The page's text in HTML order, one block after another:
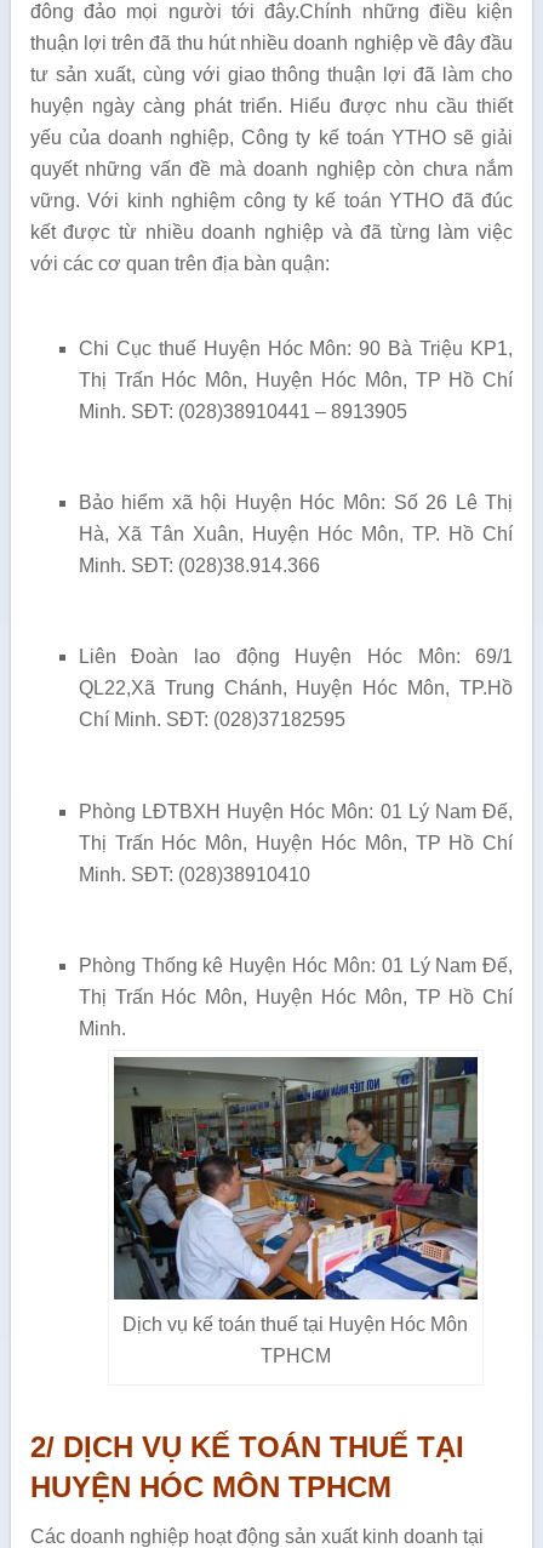
đông đảo mọi người tới đây.Chính những điều kiện
thuận lợi trên đã thu hút nhiều doanh nghiệp về đây đầu
tư sản xuất, cùng với giao thông thuận lợi đã làm cho
huyện ngày càng phát triển. Hiểu được nhu cầu thiết
yếu của doanh nghiệp, Công ty kế toán YTHO sẽ giải
quyết những vấn đề mà doanh nghiệp còn chưa nắm
vững. Với kinh nghiệm công ty kế toán YTHO đã đúc
kết được từ nhiều doanh nghiệp và đã từng làm việc
với các cơ quan trên địa bàn quận:
Chi Cục thuế Huyện Hóc Môn: 90 Bà Triệu KP1,
Thị Trấn Hóc Môn, Huyện Hóc Môn, TP Hồ Chí
Minh. SĐT: (028)38910441 – 8913905
Bảo hiểm xã hội Huyện Hóc Môn: Số 26 Lê Thị
Hà, Xã Tân Xuân, Huyện Hóc Môn, TP. Hồ Chí
Minh. SĐT: (028)38.914.366
Liên Đoàn lao động Huyện Hóc Môn: 69/1
QL22,Xã Trung Chánh, Huyện Hóc Môn, TP.Hồ
Chí Minh. SĐT: (028)37182595
Phòng LĐTBXH Huyện Hóc Môn: 01 Lý Nam Đế,
Thị Trấn Hóc Môn, Huyện Hóc Môn, TP Hồ Chí
Minh. SĐT: (028)38910410
Phòng Thống kê Huyện Hóc Môn: 01 Lý Nam Đế,
Thị Trấn Hóc Môn, Huyện Hóc Môn, TP Hồ Chí
Minh.
Dịch vụ kế toán thuế tại Huyện Hóc Môn
TPHCM
2/ DỊCH VỤ KẾ TOÁN THUẾ TẠI
HUYỆN HÓC MÔN TPHCM
Các doanh nghiệp hoạt động sản xuất kinh doanh tại